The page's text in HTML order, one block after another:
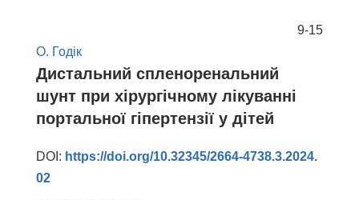
9-15
О. Годік
Дистальний спленоренальний
шунт при хірургічному лікуванні
портальної гіпертензії у дітей
DOI: https://doi.org/10.32345/2664-4738.3.2024.
02